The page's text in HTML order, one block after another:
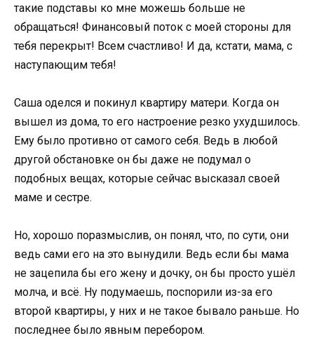
такие подставы ко мне можешь больше не
обращаться! Финансовый поток с моей стороны для
тебя перекрыт! Всем счастливо! И да, кстати, мама, с
наступающим тебя!
Саша оделся и покинул квартиру матери. Когда он
вышел из дома, то его настроение резко ухудшилось.
Ему было противно от самого себя. Ведь в любой
другой обстановке он бы даже не подумал о
подобных вещах, которые сейчас высказал своей
маме и сестре.
Но, хорошо поразмыслив, он понял, что, по сути, они
ведь сами его на это вынудили. Ведь если бы мама
не зацепила бы его жену и дочку, он бы просто ушёл
молча, и всё. Ну подумаешь, поспорили из-за его
второй квартиры, у них и не такое бывало раньше. Но
последнее было явным перебором.